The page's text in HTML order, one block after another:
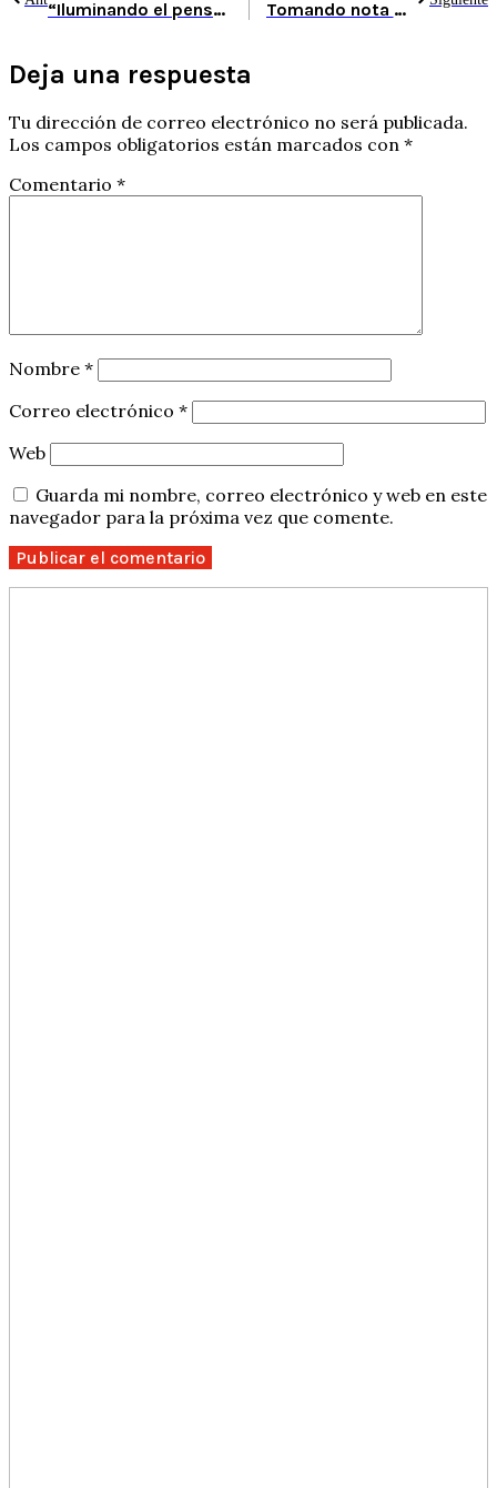
“Iluminando el pensamiento creativo” Tomando nota de lo que ves
Deja una respuesta
Tu dirección de correo electrónico no será publicada.
Los campos obligatorios están marcados con *
Comentario *
Nombre *
Correo electrónico *
Web
Guarda mi nombre, correo electrónico y web en este
navegador para la próxima vez que comente.